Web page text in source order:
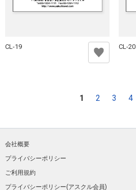
CL-19 CL-20
1 2 3 4
会社概要
プライバシーポリシー
ご利用規約
プライバシーポリシー(アスクル会員)